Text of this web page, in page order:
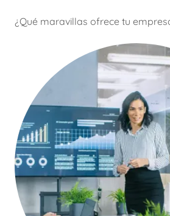
¿Qué maravillas ofrece tu